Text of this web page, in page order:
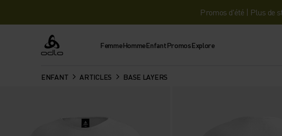
Promos d'été | Plus de
Odlo FemmeHommeEnfantPromosExplore
ENFANT ARTICLES BASE LAYERS